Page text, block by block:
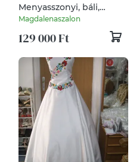
Menyasszonyi, báli,
szalagavatós ruha, ekrü
csipke
Magdalenaszalon
129 000 Ft